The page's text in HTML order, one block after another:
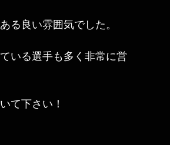
る良い雰囲気でした。
いる選手も多く非常に営
て下さい！